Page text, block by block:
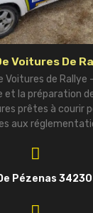
Voitures De
de Rallye
et la préparation
prêtes à courir
aux
Pézenas